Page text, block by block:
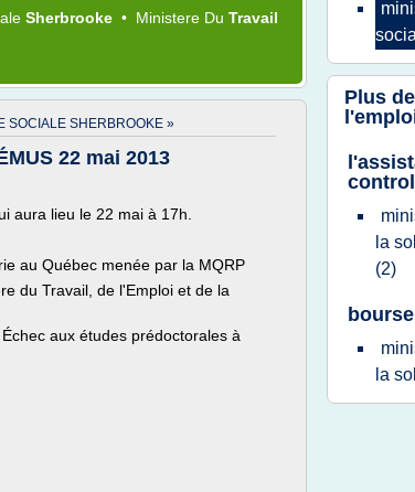
Sherbrooke • Ministere Du Travail
SOCIALE SHERBROOKE »
22 mai 2013
aura lieu le 22 mai à 17h.
au Québec menée par la MQRP
du Travail, de l'Emploi et de la
aux études prédoctorales à
Plus
la
(2)
la